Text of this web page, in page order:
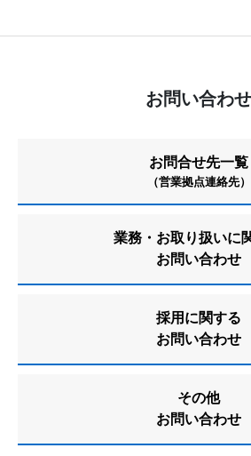
お問い合わせ
お問合せ先一覧
（営業拠点連絡先）
業務・お取り扱いに
お問い合わせ
採用に関する
お問い合わせ
その他
お問い合わせ